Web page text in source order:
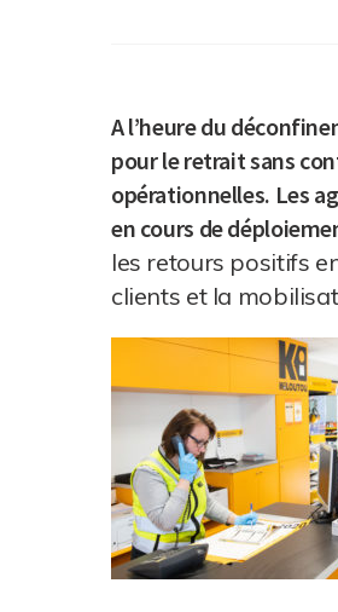
A l’heure du
pour le retrait sans
opérationnelles. Les
en cours de
les retours positifs
clients et la